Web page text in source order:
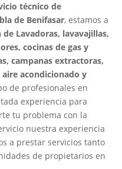
técnico de
de Benifasar, estamos a
de Lavadoras, lavavajillas,
cocinas de gas y
campanas extractoras,
acondicionado y
de profesionales en
experiencia para
tu problema con la
nuestra experiencia
a prestar servicios tanto
de propietarios en